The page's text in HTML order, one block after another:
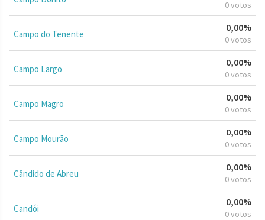
0 votos
Campo do Tenente
0,00%
0 votos
Campo Largo
0,00%
0 votos
Campo Magro
0,00%
0 votos
Campo Mourão
0,00%
0 votos
Cândido de Abreu
0,00%
0 votos
Candói
0,00%
0 votos